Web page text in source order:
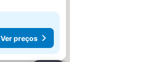
Ver preços